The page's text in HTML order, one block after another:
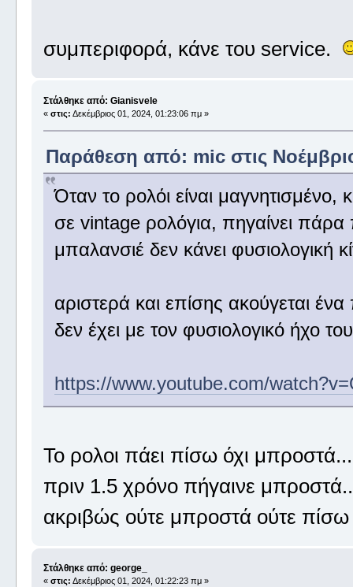
συμπεριφορά, κάνε του service.
Στάλθηκε από: Gianisvele
« στις: Δεκέμβριος 01, 2024, 01:23:06 πμ »
Παράθεση από: mic στις
Όταν το ρολόι είναι μαγνητισμένο,
σε vintage ρολόγια, πηγαίνει
μπαλανσιέ δεν κάνει φυσιολογική
αριστερά και επίσης ακούγεται
δεν έχει με τον φυσιολογικό ήχο
https://www.youtube.com/
Το ρολοι πάει πίσω όχι
πριν 1.5 χρόνο πήγαινε
ακριβώς ούτε μπροστά ούτε
Στάλθηκε από: george_
« στις: Δεκέμβριος 01, 2024, 01:22:23 πμ »